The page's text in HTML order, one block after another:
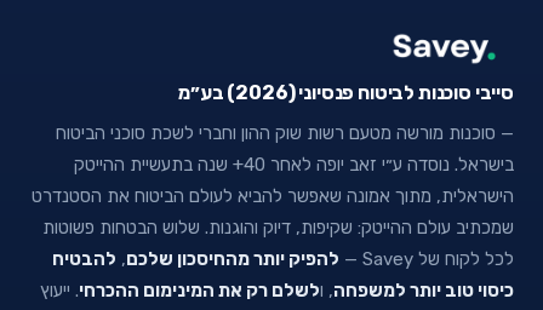
סייבי סוכנות לביטוח פנסיוני (2026) בע״מ
— סוכנות מורשה מטעם רשות שוק ההון וחברי לשכת סוכני הביטוח
בישראל. נוסדה ע״י זאב יופה לאחר 40+ שנה בתעשיית ההייטק
הישראלית, מתוך אמונה שאפשר להביא לעולם הביטוח את הסטנדרט
שמכתיב עולם ההייטק: שקיפות, דיוק והוגנות. שלוש הבטחות פשוטות
לכל לקוח של Savey —
להפיק יותר מהחיסכון שלכם, להבטיח
כיסוי טוב יותר למשפחה, ולשלם רק את המינימום ההכרחי. ייעוץ